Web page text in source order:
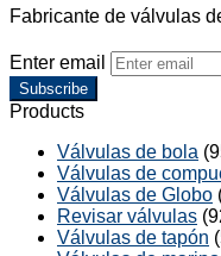
Fabricante de válvulas
Enter email
Subscribe
Products
Válvulas de bola
Válvulas de
Válvulas de Globo
Revisar válvulas
Válvulas de tapón